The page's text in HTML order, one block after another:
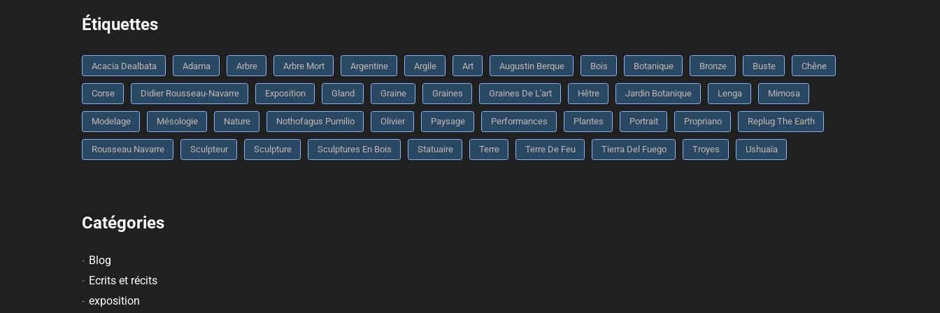
Étiquettes
Acacia Dealbata Adama Arbre Arbre Mort Argentine Argile Art Augustin Berque Bois Botanique Bronze Buste Chêne
Corse Didier Rousseau-Navarre Exposition Gland Graine Graines Graines De L'art Hêtre Jardin Botanique Lenga Mimosa
Modelage Mésologie Nature Nothofagus Pumilio Olivier Paysage Performances Plantes Portrait Propriano Replug The Earth
Rousseau Navarre Sculpteur Sculpture Sculptures En Bois Statuaire Terre Terre De Feu Tierra Del Fuego Troyes Ushuaïa
Catégories
Blog
Ecrits et récits
exposition